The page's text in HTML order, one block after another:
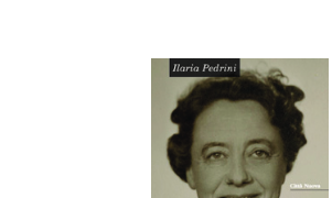
AGGIUNGI AL